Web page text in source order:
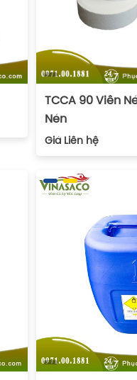
TCCA 90 Viên
Nén
Giá Liên hệ